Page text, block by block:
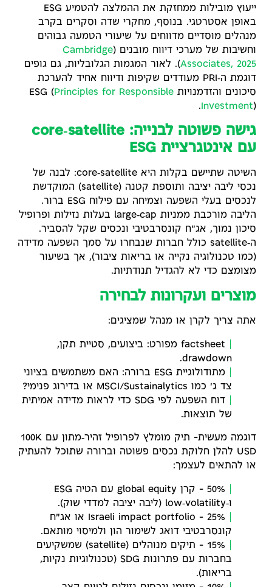
ייעוץ מובילות ממחזקת את ההמלצה להטמיע ESG
באופן אסטרטגי. בנוסף, מחקרי שדה וסקרים בקרב
מנהלים מוסדיים מדווחים על שיעורי הטמעה גבוהים
וחשיבות של מערכי דיווח מובנים (Cambridge
Associates, 2025). לאור המגמות הגלובליות, גם גופים
דוגמת ה‑PRI מעודדים שקיפות ודיווח אחיד להערכת
סיכונים והזדמנויות ESG ( Principles for Responsible
Investment).
גישה פשוטה לבנייה: core‑satellite
עם אינטגרציית ESG
השיטה שתיישם בקלות היא core‑satellite: לבנה של
נכסי ליבה יציבה ותוספת קטנה (satellite) המוקדשת
לנכסים בעלי השפעה וצמיחה עם פילוח ESG ברור.
הליבה מורכבת ממניות large‑cap בעלות נזילות ופרופיל
סיכון נמוך, אג"ח קונסרבטיבי ונכסים שקל להסביר.
ה‑satellite כולל חברות שנבחרו על סמך השפעה מדידה
(כמו טכנולוגיה נקייה או בריאות ציבור), אך בשיעור
מצומצם כדי לא להגדיל תנודתיות.
מוצרים ועקרונות לבחירה
אתה צריך לקרן או מנהל שמציגים:
factsheet מפורט: ביצועים, סטיית תקן,
drawdown.
מתודולוגיית ESG ברורה: האם משתמשים בציוני
צד ג' כמו MSCI/Sustainalytics או בדירוג פנימי?
דוח השפעה לפי SDG כדי לראות מדידה אמיתית
של תוצאות.
דוגמה מעשית- תיק מומלץ לפרופיל זהיר‑מתון עם 100K
USD להלן חלוקת נכסים פשוטה וברורה שתוכל להעתיק
או להתאים לעצמך:
50% – קרן global equity עם הטיה ESG
ו‑low‑volatility (ליבה יציבה למדדי שוק).
25% – Israeli impact portfolio או אג"ח
קונסרבטיבי דואג לשימור הון ולמיסוי מותאם.
15% – תיקים מנוהלים (satellite) שמשקיעים
בחברות עם פתרונות SDG (טכנולוגיות נקיות,
בריאות).